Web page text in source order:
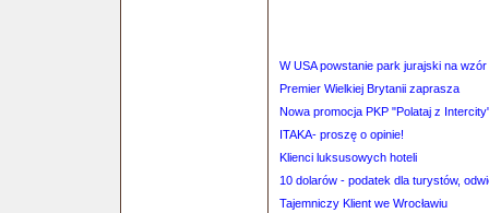
W USA powstanie park jurajski na wzór
Premier Wielkiej Brytanii zaprasza
Nowa promocja PKP "Polataj z
ITAKA- proszę o opinie!
Klienci luksusowych hoteli
10 dolarów - podatek dla turystów,
Tajemniczy Klient we Wrocławiu